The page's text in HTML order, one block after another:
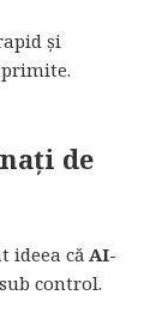
și
de
ideea că AI-
control.